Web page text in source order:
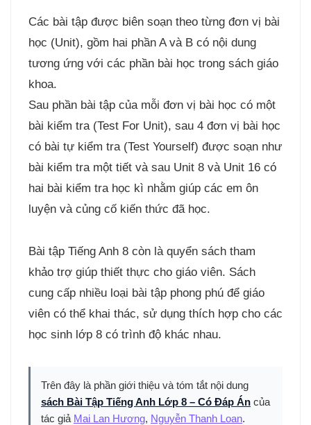
Các bài tập được biên soạn theo từng đơn vị bài
học (Unit), gồm hai phần A và B có nội dung
tương ứng với các phần bài học trong sách giáo
khoa.
Sau phần bài tập của mỗi đơn vị bài học có một
bài kiểm tra (Test For Unit), sau 4 đơn vị bài học
có bài tự kiểm tra (Test Yourself) được soạn như
bài kiểm tra một tiết và sau Unit 8 và Unit 16 có
hai bài kiểm tra học kì nhằm giúp các em ôn
luyện và củng cố kiến thức đã học.
Bài tập Tiếng Anh 8 còn là quyển sách tham
khảo trợ giúp thiết thực cho giáo viên. Sách
cung cấp nhiều loại bài tập phong phú để giáo
viên có thể khai thác, sử dụng thích hợp cho các
học sinh lớp 8 có trình độ khác nhau.
Trên đây là phần giới thiệu và tóm tắt nội dung
sách Bài Tập Tiếng Anh Lớp 8 – Có Đáp Án của
tác giả Mai Lan Hương, Nguyễn Thanh Loan.